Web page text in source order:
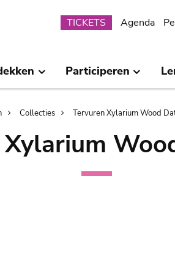
Submenu
TICKETS Agenda
Participeren
Collecties Tervuren Xylarium Wood